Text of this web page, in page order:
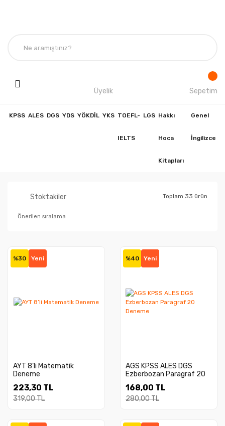
Üyelik Sepetim
KPSS ALES DGS YDS YÖKDİL YKS TOEFL-
IELTS
LGS Hakkı
Hoca
Kitapları
Genel
İngilizce
Stoktakiler Toplam 33 ürün
%30 Yeni
AYT 8’li Matematik
Deneme
223,30 TL
319,00 TL
%40 Yeni
AGS KPSS ALES DGS
Ezberbozan Paragraf 20
168,00 TL
280,00 TL